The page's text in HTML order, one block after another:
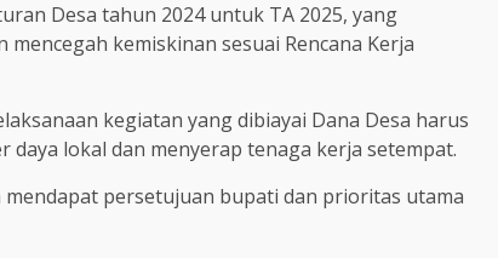
Desa tahun 2024 untuk TA 2025, yang
kemiskinan sesuai Rencana Kerja
kegiatan yang dibiayai Dana Desa harus
lokal dan menyerap tenaga kerja setempat.
persetujuan bupati dan prioritas utama